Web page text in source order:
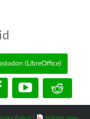
(LibreOffice)
Policy) Statutes (non-